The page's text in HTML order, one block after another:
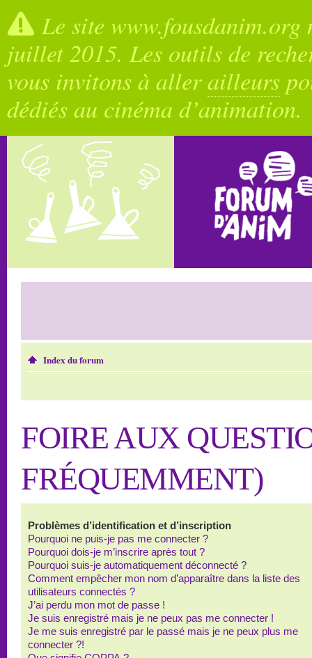
Le site
juillet 2015. Les outils de
vous invitons à allerailleurs
dédiés au cinéma d’animation.
Index du forum
FOIRE AUX
FRÉQUEMMENT)
Problèmes d’identification et d’inscription
Pourquoi ne puis-je pas me connecter ?
Pourquoi dois-je m’inscrire après tout ?
Pourquoi suis-je automatiquement déconnecté ?
Comment empêcher mon nom d’apparaître dans la liste des
utilisateurs connectés ?
J’ai perdu mon mot de passe !
Je suis enregistré mais je ne peux pas me connecter !
Je me suis enregistré par le passé mais je ne peux plus me
connecter ?!